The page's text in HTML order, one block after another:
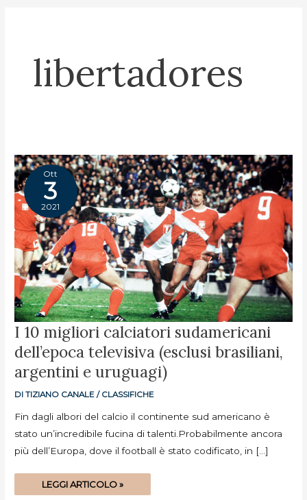
libertadores
Ott
3
2021
I 10 migliori calciatori sudamericani
dell’epoca televisiva (esclusi brasiliani,
argentini e uruguagi)
DITIZIANO CANALE/ CLASSIFICHE
Fin dagli albori del calcio il continente sud americano è
stato un’incredibile fucina di talenti.Probabilmente ancora
più dell’Europa, dove il football è stato codificato, in […]
I
10
MIGLIORI
CALCIATORI
SUDAMERICANI
DELL’EPOCA
TELEVISIVA
BRASILIANI,
ARGENTINI
URUGUAGI)
LEGGI ARTICOLO »